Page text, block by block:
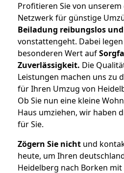
Profitieren Sie von
Netzwerk für günstige
Beiladung reibungslos
vonstattengeht. Dabei
besonderen Wert auf
Zuverlässigkeit. Die
Leistungen machen uns zu
für Ihren Umzug von
Ob Sie nun eine kleine
Haus umziehen, wir haben
für Sie.
Zögern Sie nicht und
heute, um Ihren
Heidelberg nach Borken